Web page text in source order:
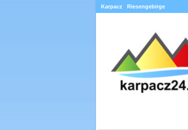
Karpacz Riesengebirge